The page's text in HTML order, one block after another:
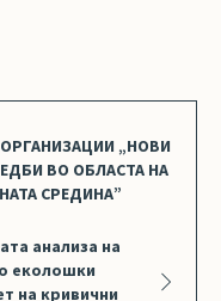
„НОВИ
ВО ОБЛАСТА НА
СРЕДИНА”
анализа на
еколошки
на кривични